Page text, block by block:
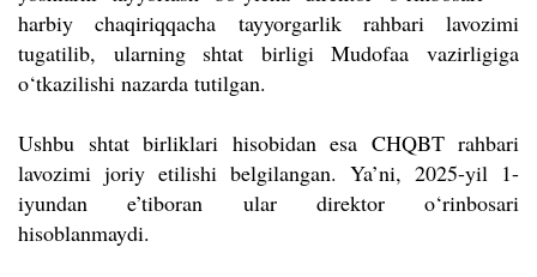
harbiy chaqiriqqacha tayyorgarlik rahbari lavozimi
tugatilib, ularning shtat birligi Mudofaa vazirligiga
o‘tkazilishi nazarda tutilgan.
Ushbu shtat birliklari hisobidan esa CHQBT rahbari
lavozimi joriy etilishi belgilangan. Ya’ni, 2025-yil 1-
iyundan e’tiboran ular direktor o‘rinbosari
hisoblanmaydi.